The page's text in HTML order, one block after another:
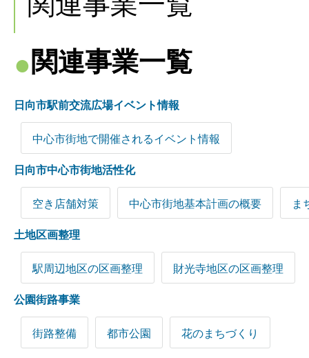
関連事業一覧
日向市駅前交流広場イベント情報
中心市街地で開催されるイベント情報
日向市中心市街地活性化
空き店舗対策 中心市街地基本計画の概要 ま
土地区画整理
駅周辺地区の区画整理 財光寺地区の区画整理
公園街路事業
街路整備 都市公園 花のまちづくり